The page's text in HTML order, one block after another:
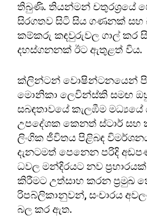
තිබුණි. තියන්මන් චතුරශ්‍රයේ
සිරගතව සිටි සිය ගණනක් සහ
කම්කරු කඳවුරුවල ගාල් කර
දහස්ගනනක් ඊට ඇතුළත් විය.
ක්ලින්ටන් වොෂින්ටනයෙන්
මොනිකා ලෙවින්ස්කි සමඟ
සබඳතාවයේ කැලඹීම මධ්‍යයේ
උපදේශක කෙනත් ස්ටාර්
ලිංගික ජීවිතය පිළිබඳ
දැනටමත් පෙනෙන පරිදි
ධවල මන්දිරයට නව
කිරීමට උත්සාහ කරන ප්‍රමුඛ
රිපබ්ලිකානුවන්, සංචාරය
බල කර ඇත.